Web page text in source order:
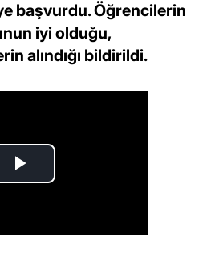
başvurdu. Öğrencilerin
iyi olduğu,
alındığı bildirildi.